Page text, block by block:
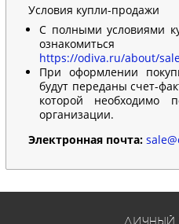
Условия купли-продажи
С полными условиями
https://odiva.ru/about/
При оформлении
будут переданы счет-
которой необходимо
организации.
Электронная почта:
ЛИЧНЫЙ